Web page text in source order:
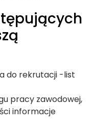
do rekrutacji -list
pracy zawodowej,
informacje